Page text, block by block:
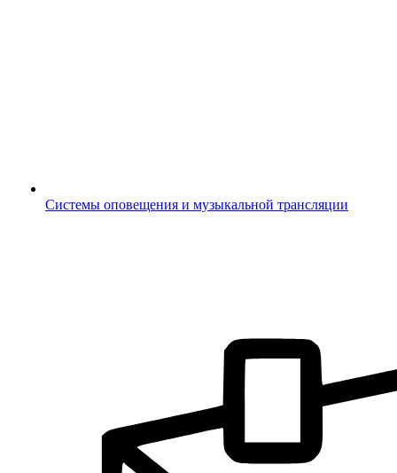
Системы оповещения и музыкальной трансляции